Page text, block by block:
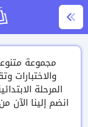
مجموعة
المرحلة
انضم إلينا الآن